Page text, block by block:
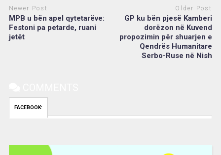
Newer Post
MPB u bën apel qytetarëve:
Festoni pa petarde, ruani
jetët
Older Post
GP ku bën pjesë Kamberi
dorëzon në Kuvend
propozimin për shuarjen e
Qendrës Humanitare
Serbo-Ruse në Nish
FACEBOOK: